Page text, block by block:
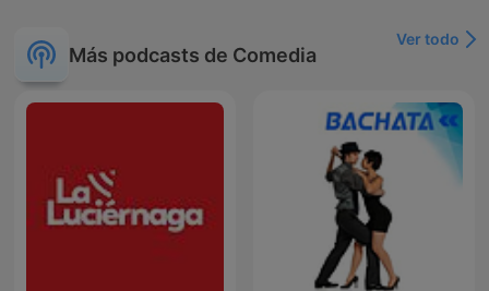
Más podcasts de Comedia
Ver todo